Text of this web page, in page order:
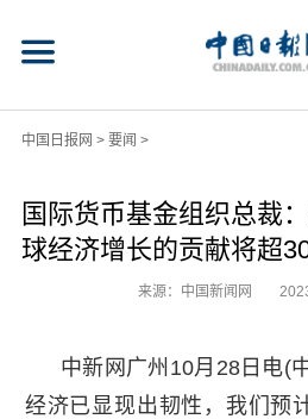
中国日报网 > 要闻 >
国际货币基金组织总裁
球经济增长的贡献将超
来源：中国新闻网
中新网广州10月28日电(
经济已显现出韧性，我们预